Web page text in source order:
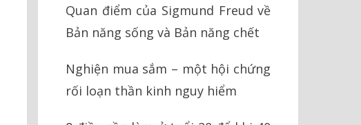
Quan điểm của Sigmund Freud về
Bản năng sống và Bản năng chết
Nghiện mua sắm – một hội chứng
rối loạn thần kinh nguy hiểm